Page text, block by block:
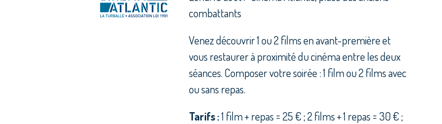
combattants
Venez découvrir 1 ou 2 films en avant-première et
vous restaurer à proximité du cinéma entre les deux
séances. Composer votre soirée : 1 film ou 2 films avec
ou sans repas.
Tarifs :1 film + repas = 25 € ; 2 films + 1 repas = 30 € ;